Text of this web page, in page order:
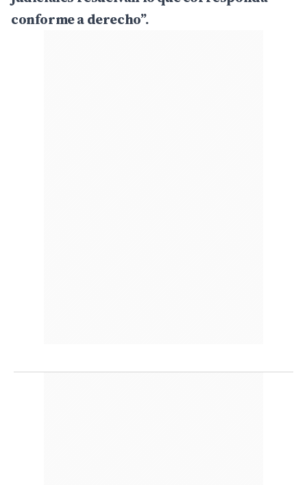
conforme a derecho”.